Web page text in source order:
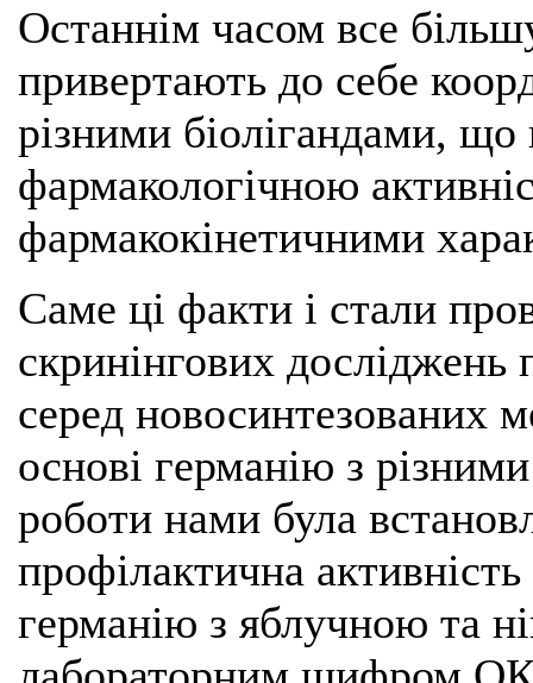
Останнім часом все
привертають до себе
різними біолігандами, що
фармакологічною
фармакокінетичними
Саме ці факти і стали
скринінгових досліджень
серед новосинтезованих
основі германію з
роботи нами була
профілактична
германію з яблучною та